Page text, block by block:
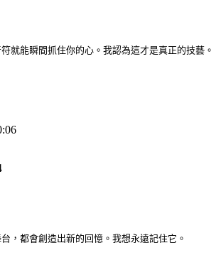
就能瞬間抓住你的心。我認為這才是真正的技藝。
，都會創造出新的回憶。我想永遠記住它。